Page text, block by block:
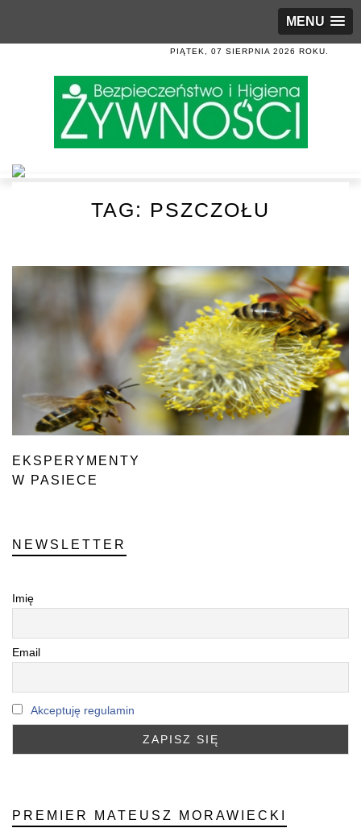
MENU
PIĄTEK, 07 SIERPNIA 2026 ROKU.
TAG: PSZCZOŁU
EKSPERYMENTY
W PASIECE
NEWSLETTER
Imię
Email
Akceptuję regulamin
PREMIER MATEUSZ MORAWIECKI